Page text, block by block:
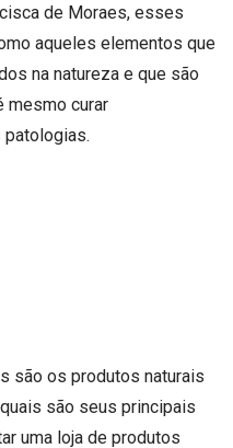
de Moraes, esses
aqueles elementos que
na natureza e que são
mesmo curar
patologias.
são os produtos naturais
são seus principais
uma loja de produtos